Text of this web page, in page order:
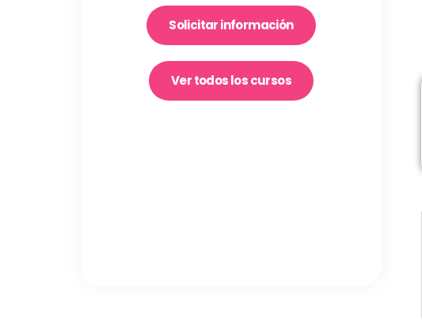
Solicitar información
Ver todos los cursos